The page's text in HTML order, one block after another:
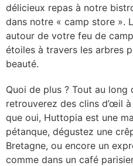
délicieux repas à notre
dans notre « camp store ».
autour de votre feu de
étoiles à travers les arbres
beauté.
Quoi de plus ? Tout au long
retrouverez des clins d’œil
que oui, Huttopia est une
pétanque, dégustez une
Bretagne, ou encore un
comme dans un café